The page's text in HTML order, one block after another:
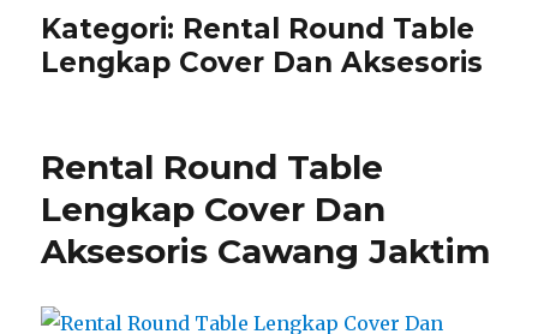
Kategori: Rental Round Table
Lengkap Cover Dan Aksesoris
Rental Round Table
Lengkap Cover Dan
Aksesoris Cawang Jaktim